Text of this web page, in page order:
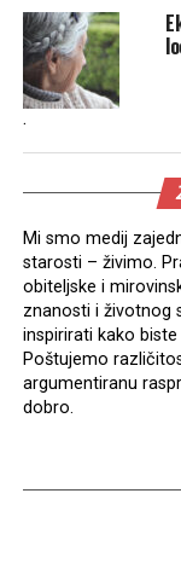
.
Mi smo medij
starosti – živimo.
obiteljske i
znanosti i životnog
inspirirati kako
Poštujemo
argumentiranu
dobro.